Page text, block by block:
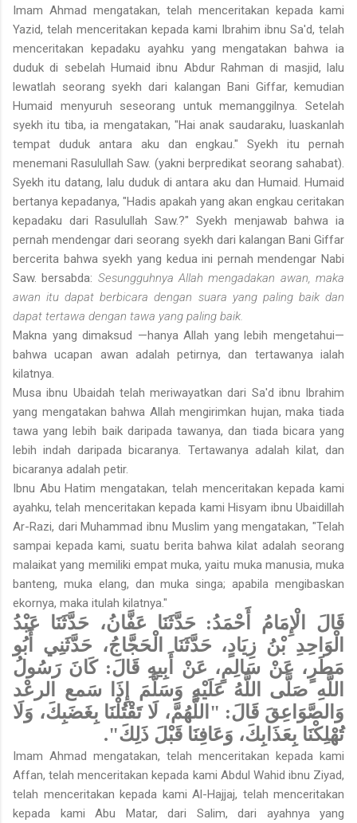
Imam Ahmad mengatakan, telah menceritakan kepada kami
Yazid, telah menceritakan kepada kami Ibrahim ibnu Sa'd, telah
menceritakan kepadaku ayahku yang mengatakan bahwa ia
duduk di sebelah Humaid ibnu Abdur Rahman di masjid, lalu
lewatlah seorang syekh dari kalangan Bani Giffar, kemudian
Humaid menyuruh seseorang untuk memanggilnya. Setelah
syekh itu tiba, ia mengatakan, "Hai anak saudaraku, luaskanlah
tempat duduk antara aku dan engkau." Syekh itu pernah
menemani Rasulullah Saw. (yakni berpredikat seorang sahabat).
Syekh itu datang, lalu duduk di antara aku dan Humaid. Humaid
bertanya kepadanya, "Hadis apakah yang akan engkau ceritakan
kepadaku dari Rasulullah Saw.?" Syekh menjawab bahwa ia
pernah mendengar dari seorang syekh dari kalangan Bani Giffar
bercerita bahwa syekh yang kedua ini pernah mendengar Nabi
Saw. bersabda: Sesungguhnya Allah mengadakan awan, maka
awan itu dapat berbicara dengan suara yang paling baik dan
dapat tertawa dengan tawa yang paling baik.
Makna yang dimaksud —hanya Allah yang lebih mengetahui—
bahwa ucapan awan adalah petirnya, dan tertawanya ialah
kilatnya.
Musa ibnu Ubaidah telah meriwayatkan dari Sa'd ibnu Ibrahim
yang mengatakan bahwa Allah mengirimkan hujan, maka tiada
tawa yang lebih baik daripada tawanya, dan tiada bicara yang
lebih indah daripada bicaranya. Tertawanya adalah kilat, dan
bicaranya adalah petir.
Ibnu Abu Hatim mengatakan, telah menceritakan kepada kami
ayahku, telah menceritakan kepada kami Hisyam ibnu Ubaidillah
Ar-Razi, dari Muhammad ibnu Muslim yang mengatakan, "Telah
sampai kepada kami, suatu berita bahwa kilat adalah seorang
malaikat yang memiliki empat muka, yaitu muka manusia, muka
banteng, muka elang, dan muka singa; apabila mengibaskan
ekornya, maka itulah kilatnya."
قَالَ الْإِمَامُ أَحْمَدُ: حَدَّثَنَا عَفَّانُ، حَدَّثَنَا عَبْدُ
الْوَاحِدِ بْنُ زِيَادٍ، حَدَّثَنَا الْحَجَّاجُ، حَدَّثَنِي أَبُو
مَطَرٍ، عَنْ سَالِمٍ، عَنْ أَبِيهِ قَالَ: كَانَ رَسُولُ
اللَّهِ صَلَّى اللَّهُ عَلَيْهِ وَسَلَّمَ إِذَا سَمع الرعْد
وَالصَّوَاعِقَ قَالَ: "اللَّهُمَّ، لَا تَقْتُلْنَا بِغَضَبِكَ، وَلَا
تُهْلِكْنَا بِعَذَابِكَ، وَعَافِنَا قَبْلَ ذَلِكَ".
Imam Ahmad mengatakan, telah menceritakan kepada kami
Affan, telah menceritakan kepada kami Abdul Wahid ibnu Ziyad,
telah menceritakan kepada kami Al-Hajjaj, telah menceritakan
kepada kami Abu Matar, dari Salim, dari ayahnya yang